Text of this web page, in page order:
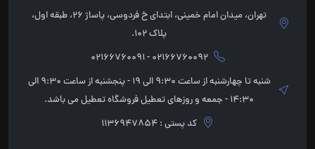
تهران، میدان امام خمینی، ابتدای خ فردوسی، پاساژ 26، طبقه اول،
پلاک 102.
02166760092 - 02166760091
شنبه تا چهارشنبه از ساعت 9:30 الی 19 - پنجشنبه از ساعت 9:30 الی
14:30 - جمعه و روزهای تعطیل فروشگاه تعطیل می باشد.
کد پستی : 1136947854